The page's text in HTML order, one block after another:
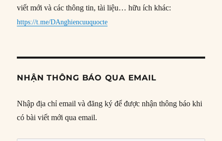
viết mới và các thông tin, tài liệu… hữu ích khác:
https://t.me/DAnghiencuuquocte
NHẬN THÔNG BÁO QUA EMAIL
Nhập địa chỉ email và đăng ký để được nhận thông báo khi
có bài viết mới qua email.